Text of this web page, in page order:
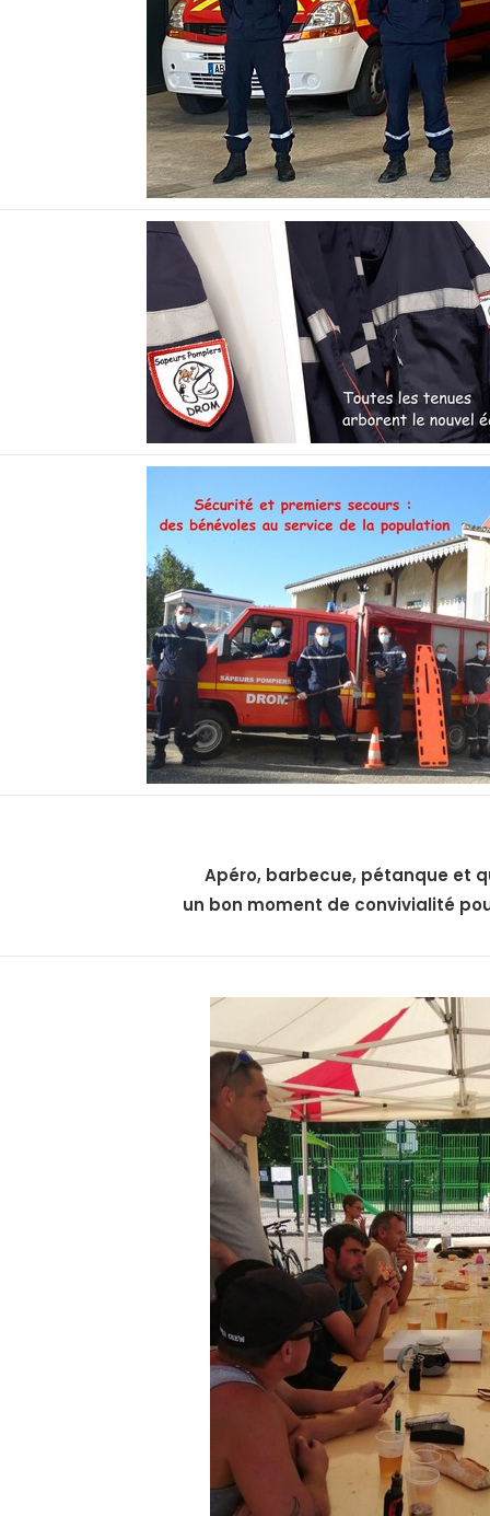
Apéro, barbecue, pétanque et
un bon moment de convivialité